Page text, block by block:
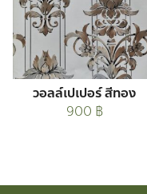
วอลล์เปเปอร์ สีทอง
900 ฿